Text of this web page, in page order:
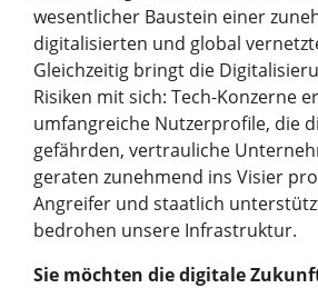
wesentlicher Baustein einer
digitalisierten und global
Gleichzeitig bringt die
Risiken mit sich: Tech-Konzerne
umfangreiche Nutzerprofile, die
gefährden, vertrauliche
geraten zunehmend ins Visier
Angreifer und staatlich
bedrohen unsere Infrastruktur.
Sie möchten die digitale